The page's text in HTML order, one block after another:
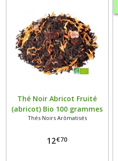
Thé Noir Abricot Fruité
(abricot) Bio 100 grammes
Thés Noirs Arômatisés
12€70
Afficher
résultats